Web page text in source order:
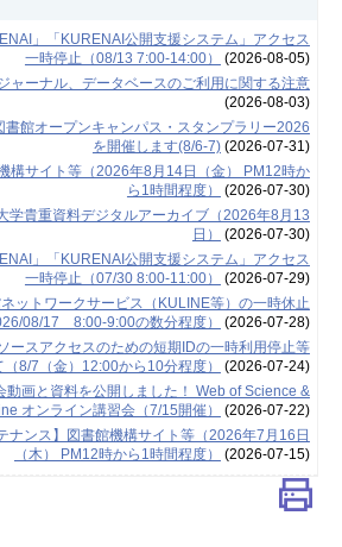
」「KURENAI公開支援システム」アクセス
一時停止（08/13 7:00-14:00）
(2026-08-05)
ャーナル、データベースのご利用に関する注意
(2026-08-03)
書館オープンキャンパス・スタンプラリー2026
を開催します(8/6-7)(2026-07-31)
構サイト等（2026年8月14日（金） PM12時か
ら1時間程度）
(2026-07-30)
学貴重資料デジタルアーカイブ（2026年8月13
日）
(2026-07-30)
」「KURENAI公開支援システム」アクセス
一時停止（07/30 8:00-11:00）
(2026-07-29)
ネットワークサービス（KULINE等）の一時休止
08/17 8:00-9:00の数分程度）
(2026-07-28)
ースアクセスのための短期IDの一時利用停止等
（8/7（金）12:00から10分程度）
(2026-07-24)
動画と資料を公開しました！ Web of Science &
オンライン講習会（7/15開催）
(2026-07-22)
ナンス】図書館機構サイト等（2026年7月16日
（木） PM12時から1時間程度）
(2026-07-15)